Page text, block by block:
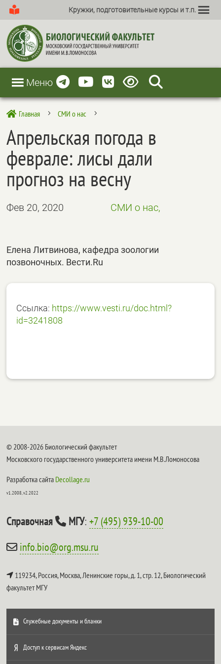
Кружки, подготовительные курсы и т.п.
Меню
 Главная 5 СМИ о нас 5
Апрельская погода в
феврале: лисы дали
прогноз на весну
Фев 20, 2020 СМИ о нас,
Елена Литвинова, кафедра зоологии
позвоночных. Вести.Ru
Ссылка: https://www.vesti.ru/doc.html?
id=3241808
© 2008-2026 Биологический факультет
Московского государственного университета имени М.В.Ломоносова
Разработка сайта Decollage.ru
v1.2008, v2.2022
Справочная МГУ:+7 (495) 939-10-00
info.bio@org.msu.ru
119234, Россия, Москва, Ленинские горы, д. 1, стр. 12,Биологический
факультет МГУ
Служебные документы и бланки
Доступ к сервисам Яндекс